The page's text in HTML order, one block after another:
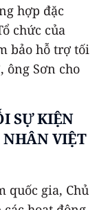
hợp đặc
chức của
bảo hỗ trợ tối
ông Sơn cho
SỰ KIỆN
NHÂN VIỆT
quốc gia, Chủ